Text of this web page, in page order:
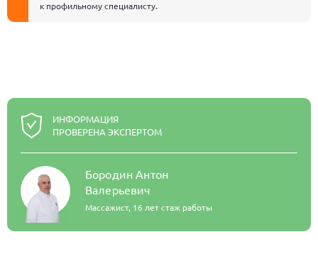
к профильному специалисту.
ИНФОРМАЦИЯ
ПРОВЕРЕНА ЭКСПЕРТОМ
Бородин Антон
Валерьевич
Массажист, 16 лет стаж работы